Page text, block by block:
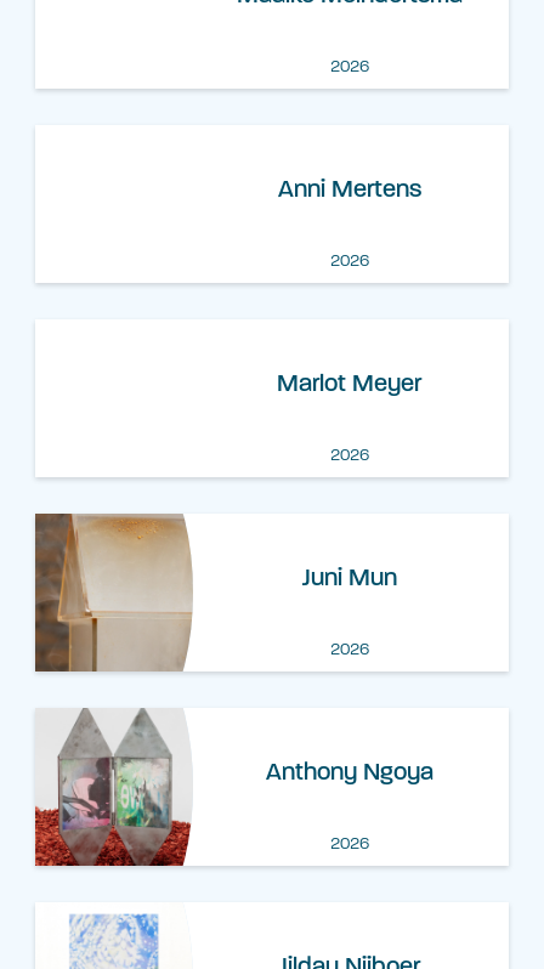
2026
Anni Mertens
2026
Marlot Meyer
2026
Juni Mun
2026
Anthony Ngoya
2026